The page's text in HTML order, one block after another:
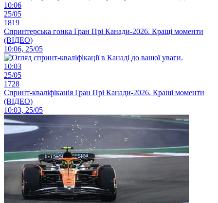
10:06
25/05
1819
Спринтерська гонка Гран Прі Канади-2026. Кращі моменти
(ВІДЕО)
10:06, 25/05
10:03
25/05
1728
Спринт-кваліфікація Гран Прі Канади-2026. Кращі моменти
(ВІДЕО)
10:03, 25/05